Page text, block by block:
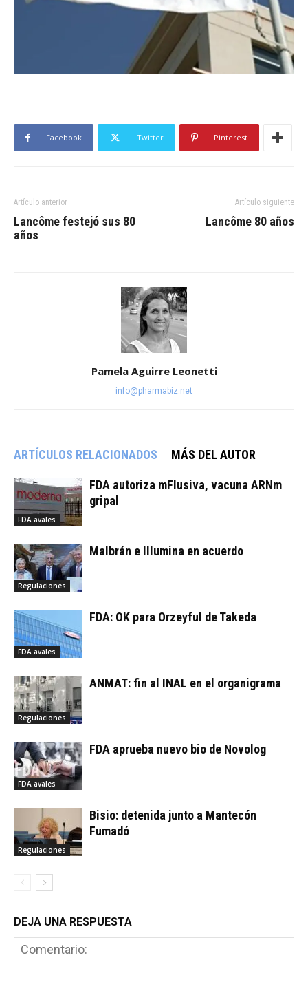
Facebook Twitter Pinterest
Artículo anterior
Lancôme festejó sus 80
años
Artículo siguiente
Lancôme 80 años
Pamela Aguirre Leonetti
info@pharmabiz.net
ARTÍCULOS RELACIONADOS MÁS DEL AUTOR
FDA avales
FDA autoriza mFlusiva, vacuna ARNm
gripal
Regulaciones
Malbrán e Illumina en acuerdo
FDA avales
FDA: OK para Orzeyful de Takeda
Regulaciones
ANMAT: fin al INAL en el organigrama
FDA avales
FDA aprueba nuevo bio de Novolog
Regulaciones
Bisio: detenida junto a Mantecón
Fumadó
DEJA UNA RESPUESTA